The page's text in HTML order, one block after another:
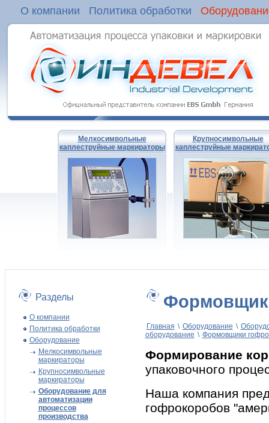
О компании Политика обработки
Мелкосимвольные
каплеструйные маркираторы
Крупносимвольные
каплеструйные
Разделы
О компании
Политика обработки
Оборудование
Мелкосимвольные
маркираторы
Крупносимвольные
маркираторы
Оборудование для
автоматизации
процессов
производства
Главная \ Оборудование \
оборудование \ Формовщики
Формирование
упаковочного
Наша компания
гофрокоробов